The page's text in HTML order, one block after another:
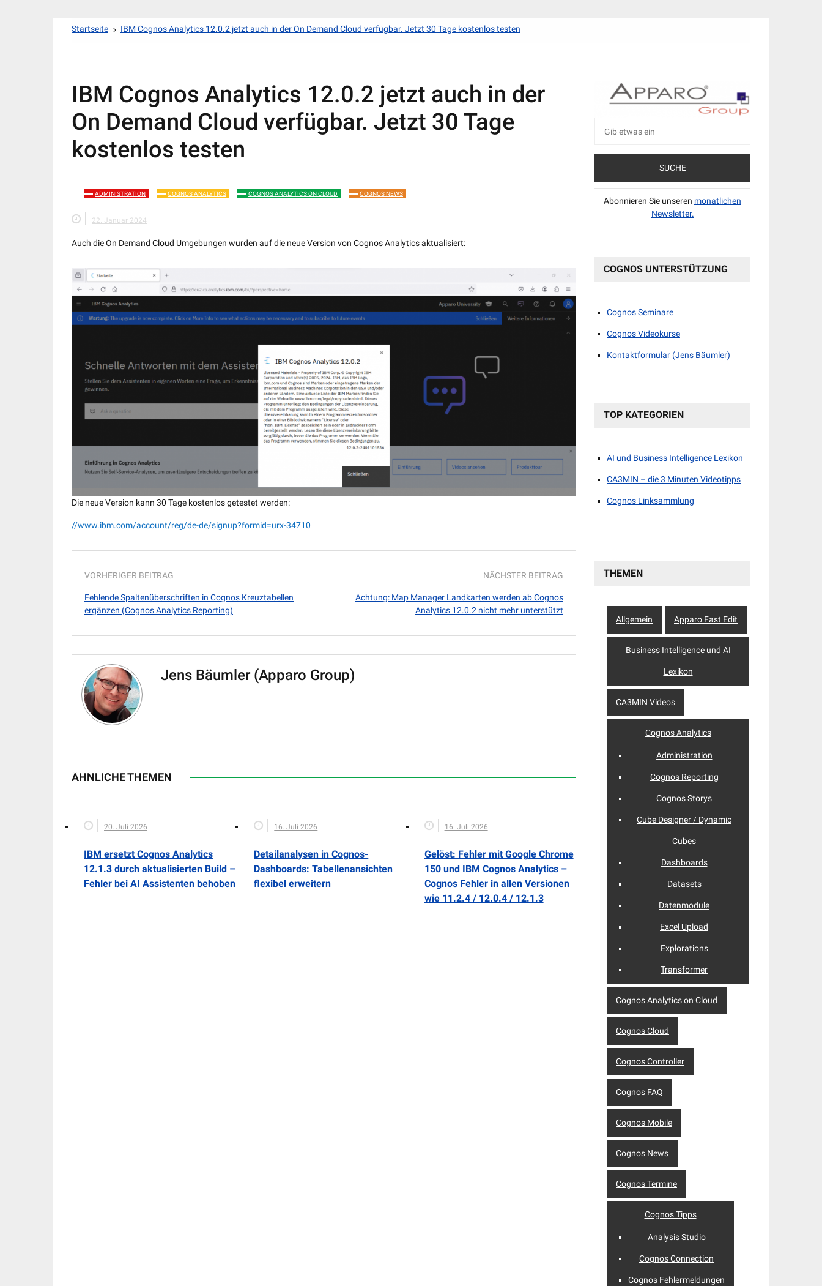
Startseite IBM Cognos Analytics 12.0.2 jetzt auch in der On Demand Cloud verfügbar. Jetzt 30 Tage kostenlos testen
IBM Cognos Analytics 12.0.2 jetzt auch in der
On Demand Cloud verfügbar. Jetzt 30 Tage
kostenlos testen
ADMINISTRATION COGNOS ANALYTICS COGNOS ANALYTICS ON CLOUD COGNOS NEWS
22. Januar 2024
Auch die On Demand Cloud Umgebungen wurden auf die neue Version von Cognos Analytics aktualisiert:
Die neue Version kann 30 Tage kostenlos getestet werden:
//www.ibm.com/account/reg/de-de/signup?formid=urx-34710
VORHERIGER BEITRAG
Fehlende Spaltenüberschriften in Cognos Kreuztabellen
ergänzen (Cognos Analytics Reporting)
NÄCHSTER BEITRAG
Achtung: Map Manager Landkarten werden ab Cognos
Analytics 12.0.2 nicht mehr unterstützt
Jens Bäumler (Apparo Group)
ÄHNLICHE THEMEN
20. Juli 2026
IBM ersetzt Cognos Analytics
12.1.3 durch aktualisierten Build –
Fehler bei AI Assistenten behoben
16. Juli 2026
Detailanalysen in Cognos-
Dashboards: Tabellenansichten
flexibel erweitern
16. Juli 2026
Gelöst: Fehler mit Google Chrome
150 und IBM Cognos Analytics –
Cognos Fehler in allen Versionen
wie 11.2.4 / 12.0.4 / 12.1.3
nach:
Abonnieren Sie unseren monatlichen
Newsletter.
COGNOS UNTERSTÜTZUNG
Cognos Seminare
Cognos Videokurse
Kontaktformular (Jens Bäumler)
TOP KATEGORIEN
AI und Business Intelligence Lexikon
CA3MIN – die 3 Minuten Videotipps
Cognos Linksammlung
THEMEN
Allgemein Apparo Fast Edit
Business Intelligence und AI
Lexikon
CA3MIN Videos
Cognos Analytics
Administration
Cognos Reporting
Cognos Storys
Cube Designer / Dynamic
Cubes
Dashboards
Datasets
Datenmodule
Excel Upload
Explorations
Transformer
Cognos Analytics on Cloud
Cognos Cloud
Cognos Controller
Cognos FAQ
Cognos Mobile
Cognos News
Cognos Termine
Cognos Tipps
Analysis Studio
Cognos Connection
Cognos Fehlermeldungen